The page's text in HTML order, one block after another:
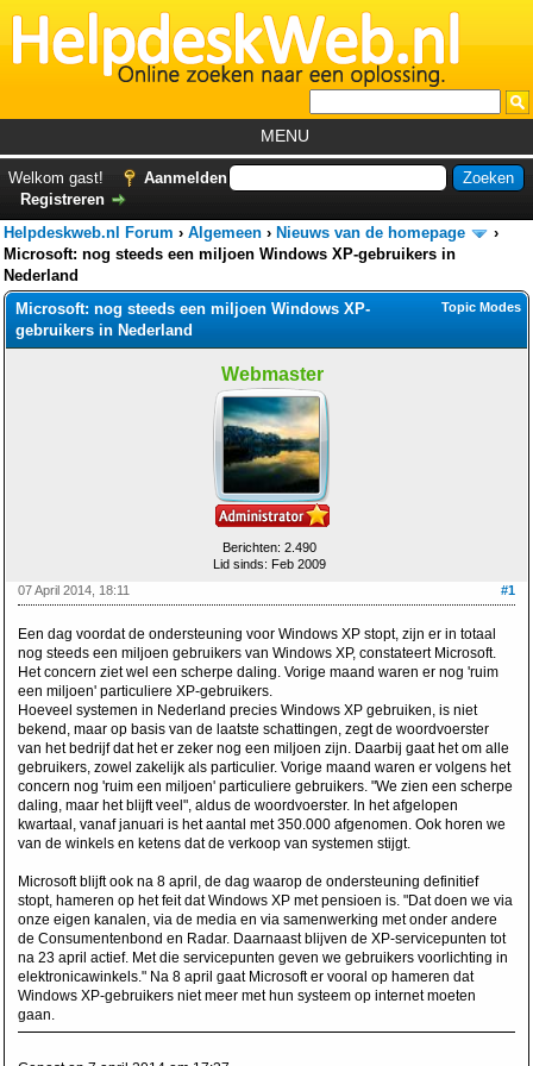
MENU
Foutcodes
Helpdesks
Forum
Welkom gast!
Aanmelden
Registreren
Helpdeskweb.nl Forum › Algemeen › Nieuws van de homepage
›
Microsoft: nog steeds een miljoen Windows XP-gebruikers in
Nederland
Topic Modes
Microsoft: nog steeds een miljoen Windows XP-
gebruikers in Nederland
Webmaster
Berichten: 2.490
Lid sinds: Feb 2009
#1
07 April 2014, 18:11
Een dag voordat de ondersteuning voor Windows XP stopt, zijn er in totaal
nog steeds een miljoen gebruikers van Windows XP, constateert Microsoft.
Het concern ziet wel een scherpe daling. Vorige maand waren er nog 'ruim
een miljoen' particuliere XP-gebruikers.
Hoeveel systemen in Nederland precies Windows XP gebruiken, is niet
bekend, maar op basis van de laatste schattingen, zegt de woordvoerster
van het bedrijf dat het er zeker nog een miljoen zijn. Daarbij gaat het om alle
gebruikers, zowel zakelijk als particulier. Vorige maand waren er volgens het
concern nog 'ruim een miljoen' particuliere gebruikers. "We zien een scherpe
daling, maar het blijft veel", aldus de woordvoerster. In het afgelopen
kwartaal, vanaf januari is het aantal met 350.000 afgenomen. Ook horen we
van de winkels en ketens dat de verkoop van systemen stijgt.
Microsoft blijft ook na 8 april, de dag waarop de ondersteuning definitief
stopt, hameren op het feit dat Windows XP met pensioen is. "Dat doen we via
onze eigen kanalen, via de media en via samenwerking met onder andere
de Consumentenbond en Radar. Daarnaast blijven de XP-servicepunten tot
na 23 april actief. Met die servicepunten geven we gebruikers voorlichting in
elektronicawinkels." Na 8 april gaat Microsoft er vooral op hameren dat
Windows XP-gebruikers niet meer met hun systeem op internet moeten
gaan.